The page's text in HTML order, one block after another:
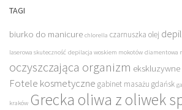
TAGI
biurko do manicure chlorella czarnuszka olej
laserowa skuteczność depilacja woskiem mokotów diamentowa
oczyszczająca organizm
Fotele kosmetyczne gabinet masażu gdańsk
kraków Grecka oliwa z oliwek